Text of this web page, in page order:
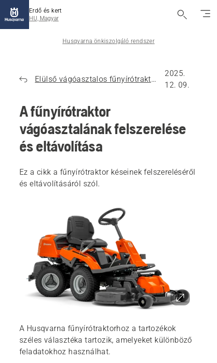
Erdő és kert
HU, Magyar
Husqvarna önkiszolgáló rendszer
Elülső vágóasztalos fűnyírótraktorok
2025.
12. 09.
A fűnyírótraktor
vágóasztalának felszerelése
és eltávolítása
Ez a cikk a fűnyírótraktor késeinek felszereléséről
és eltávolításáról szól.
A Husqvarna fűnyírótraktorhoz a tartozékok
széles választéka tartozik, amelyeket különböző
feladatokhoz használhat.